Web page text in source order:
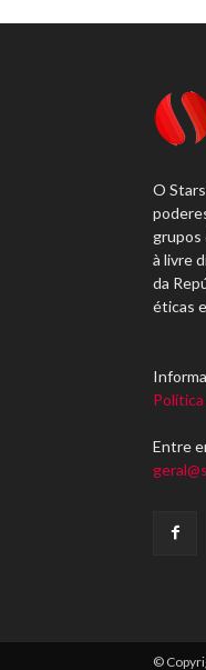
O
grupos
à livre
da
éticas
Entre
©